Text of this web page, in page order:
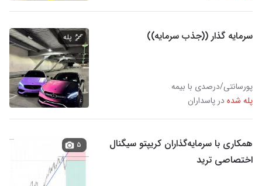
سرمایه گذار ((جذب سرمایه))
پورسانتی/درصدی با بیمه
پله شدهدر پاسداران
پله
همکاری با سرمایه‌گذاران کریپتو سیگنال
اختصاصی ترید
۵